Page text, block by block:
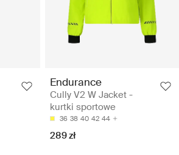
Endurance
Cully V2 W Jacket -
kurtki sportowe
36 38 40 42 44
289 zł